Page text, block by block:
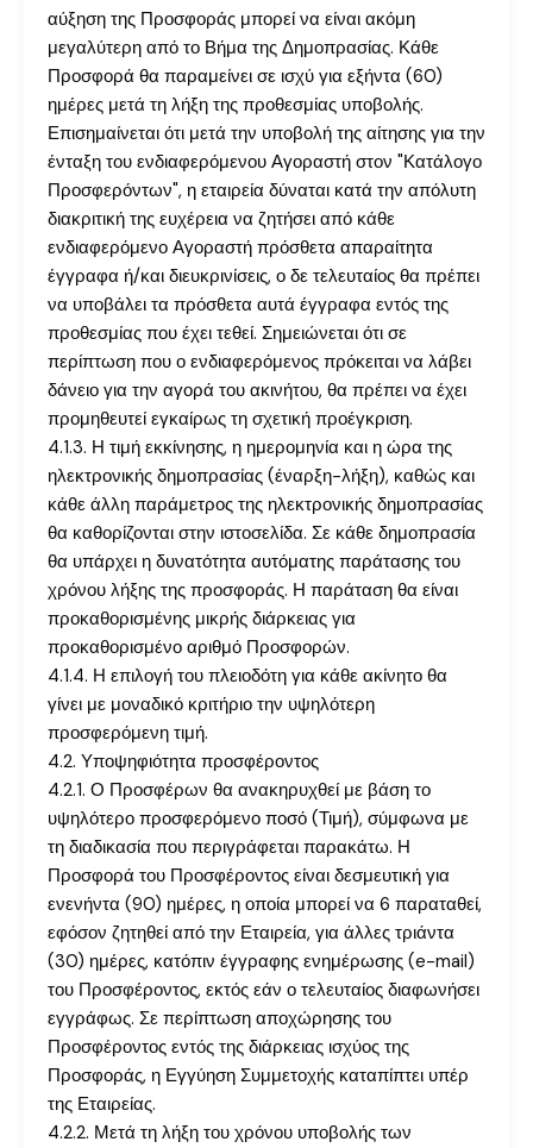
αύξηση της Προσφοράς μπορεί να είναι ακόμη
μεγαλύτερη από το Βήμα της Δημοπρασίας. Κάθε
Προσφορά θα παραμείνει σε ισχύ για εξήντα (60)
ημέρες μετά τη λήξη της προθεσμίας υποβολής.
Επισημαίνεται ότι μετά την υποβολή της αίτησης για την
ένταξη του ενδιαφερόμενου Αγοραστή στον "Κατάλογο
Προσφερόντων", η εταιρεία δύναται κατά την απόλυτη
διακριτική της ευχέρεια να ζητήσει από κάθε
ενδιαφερόμενο Αγοραστή πρόσθετα απαραίτητα
έγγραφα ή/και διευκρινίσεις, ο δε τελευταίος θα πρέπει
να υποβάλει τα πρόσθετα αυτά έγγραφα εντός της
προθεσμίας που έχει τεθεί. Σημειώνεται ότι σε
περίπτωση που ο ενδιαφερόμενος πρόκειται να λάβει
δάνειο για την αγορά του ακινήτου, θα πρέπει να έχει
προμηθευτεί εγκαίρως τη σχετική προέγκριση.
4.1.3. Η τιμή εκκίνησης, η ημερομηνία και η ώρα της
ηλεκτρονικής δημοπρασίας (έναρξη-λήξη), καθώς και
κάθε άλλη παράμετρος της ηλεκτρονικής δημοπρασίας
θα καθορίζονται στην ιστοσελίδα. Σε κάθε δημοπρασία
θα υπάρχει η δυνατότητα αυτόματης παράτασης του
χρόνου λήξης της προσφοράς. Η παράταση θα είναι
προκαθορισμένης μικρής διάρκειας για
προκαθορισμένο αριθμό Προσφορών.
4.1.4. Η επιλογή του πλειοδότη για κάθε ακίνητο θα
γίνει με μοναδικό κριτήριο την υψηλότερη
προσφερόμενη τιμή.
4.2. Υποψηφιότητα προσφέροντος
4.2.1. Ο Προσφέρων θα ανακηρυχθεί με βάση το
υψηλότερο προσφερόμενο ποσό (Τιμή), σύμφωνα με
τη διαδικασία που περιγράφεται παρακάτω. Η
Προσφορά του Προσφέροντος είναι δεσμευτική για
ενενήντα (90) ημέρες, η οποία μπορεί να 6 παραταθεί,
εφόσον ζητηθεί από την Εταιρεία, για άλλες τριάντα
(30) ημέρες, κατόπιν έγγραφης ενημέρωσης (e-mail)
του Προσφέροντος, εκτός εάν ο τελευταίος διαφωνήσει
εγγράφως. Σε περίπτωση αποχώρησης του
Προσφέροντος εντός της διάρκειας ισχύος της
Προσφοράς, η Εγγύηση Συμμετοχής καταπίπτει υπέρ
της Εταιρείας.
4.2.2. Μετά τη λήξη του χρόνου υποβολής των